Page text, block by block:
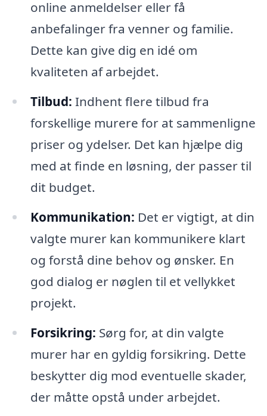
online anmeldelser eller få
anbefalinger fra venner og familie.
Dette kan give dig en idé om
kvaliteten af arbejdet.
Tilbud: Indhent flere tilbud fra
forskellige murere for at sammenligne
priser og ydelser. Det kan hjælpe dig
med at finde en løsning, der passer til
dit budget.
Kommunikation: Det er vigtigt, at din
valgte murer kan kommunikere klart
og forstå dine behov og ønsker. En
god dialog er nøglen til et vellykket
projekt.
Forsikring: Sørg for, at din valgte
murer har en gyldig forsikring. Dette
beskytter dig mod eventuelle skader,
der måtte opstå under arbejdet.